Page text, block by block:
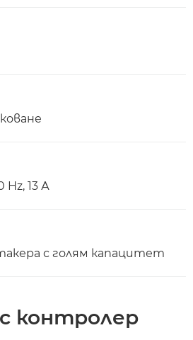
Hz, 13 А
с голям капацитет
контролер